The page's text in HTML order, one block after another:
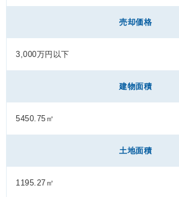
売却価格
3,000万円以下
建物面積
5450.75㎡
土地面積
1195.27㎡